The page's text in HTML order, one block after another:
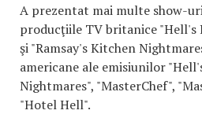
A prezentat mai multe show-
producţiile TV britanice "Hell's
şi "Ramsay's Kitchen
americane ale emisiunilor
Nightmares", "MasterChef",
"Hotel Hell".